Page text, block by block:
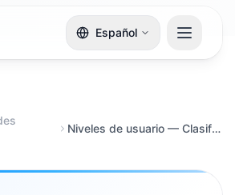
Español
Niveles de usuario — Clasificación de su audiencia en niveles de valor para el compromiso priorizado